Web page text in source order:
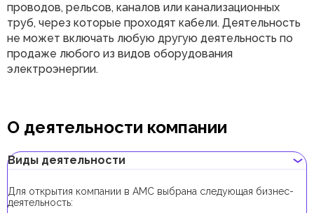
проводов, рельсов, каналов или канализационных
труб, через которые проходят кабели. Деятельность
не может включать любую другую деятельность по
продаже любого из видов оборудования
электроэнергии.
О деятельности компании
Виды деятельности
Для открытия компании в AMC выбрана следующая бизнес-
деятельность: